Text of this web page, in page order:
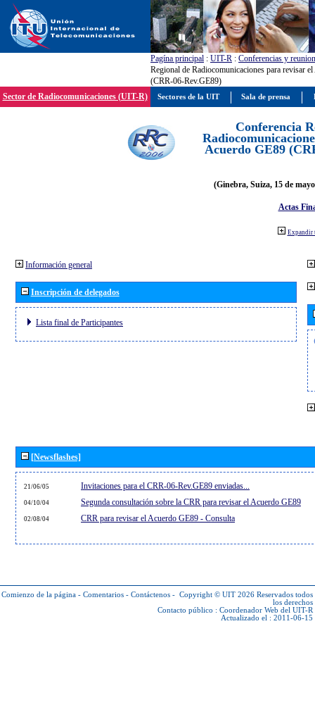
Pagína principal : UIT-R : Conferencias y
Regional de Radiocomunicaciones para revisar
(CRR-06-Rev.GE89)
Sector de Radiocomunicaciones (UIT-R)
Conferencia
Acuerdo GE89
(Ginebra, Suiza, 15 de
Actas
Expandir
Información general
Inscripción de delegados
Lista final de Participantes
[Newsflashes]
21/06/05 Invitaciones para el CRR-06-Rev.GE89 enviadas...
04/10/04 Segunda consultación sobre la CRR para revisar el Acuerdo GE89
02/08/04 CRR para revisar el Acuerdo GE89 - Consulta
Comienzo de la página - Comentarios - Contáctenos - Copyright © UIT 2026 Reservados todos
los derechos
Contacto público : Coordenador Web del UIT-R
Actualizado el : 2011-06-15
Sectores de la UIT Sala de prensa